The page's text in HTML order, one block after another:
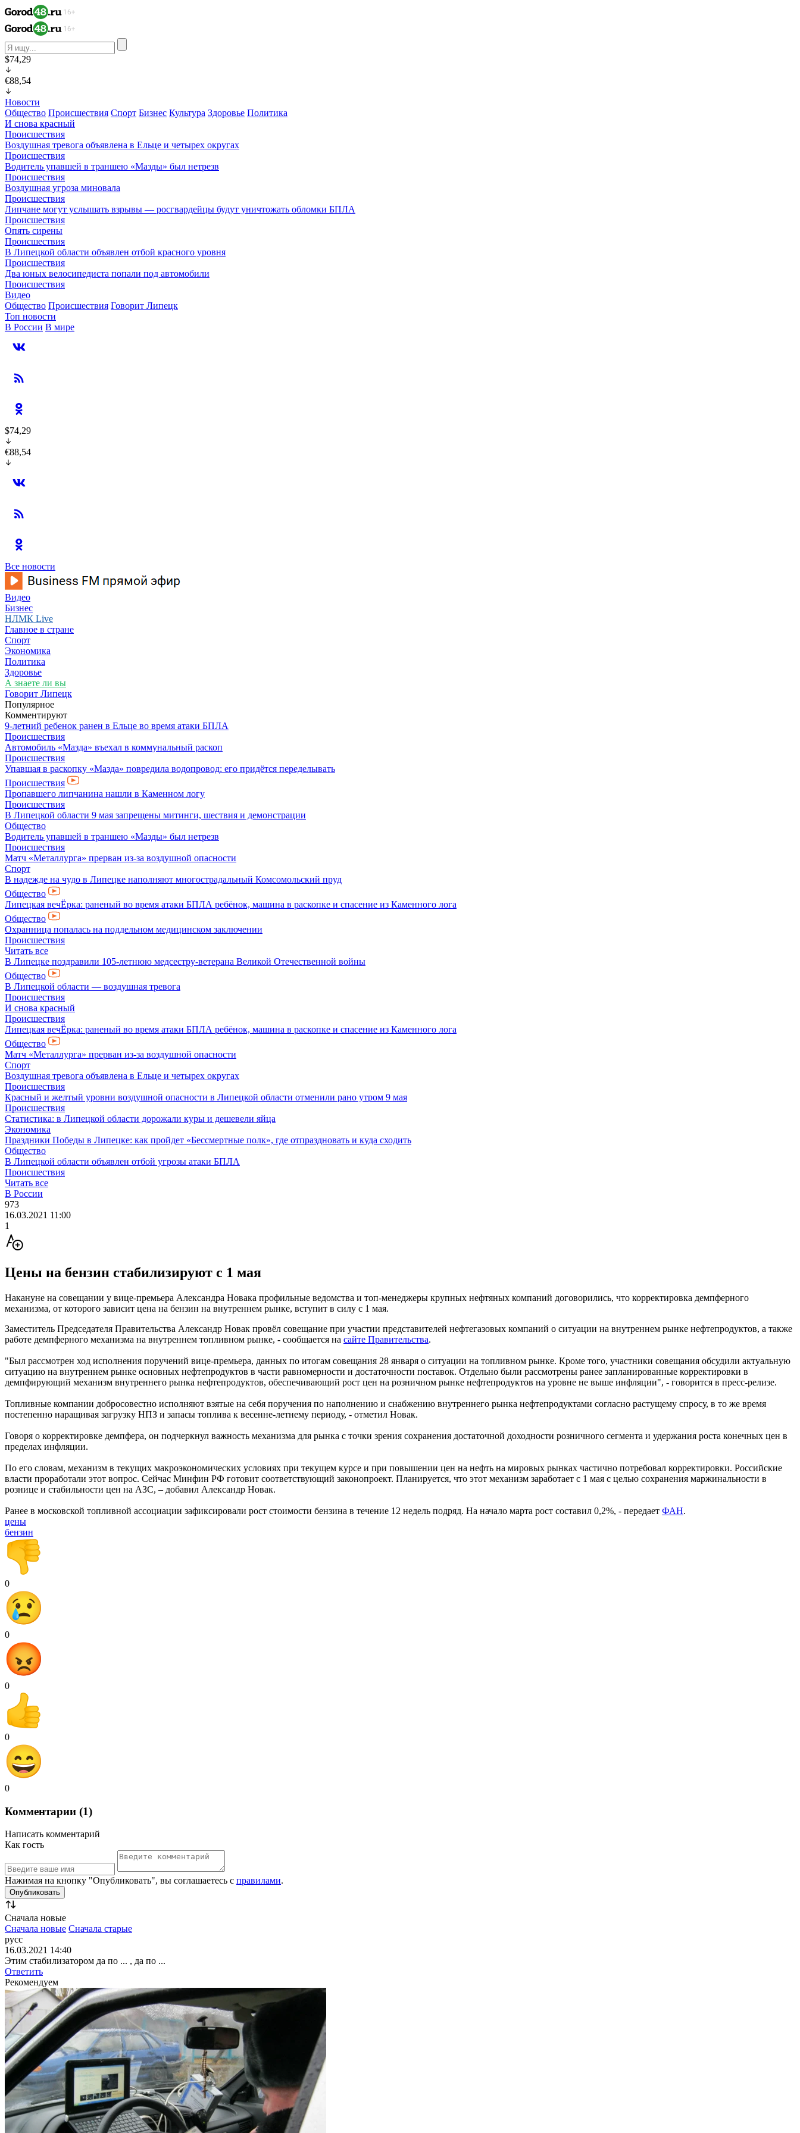
$74,29
€88,54
Новости
Общество Происшествия Спорт Бизнес Культура Здоровье Политика
И снова красный
Происшествия
Воздушная тревога объявлена в Ельце и четырех округах
Происшествия
Водитель упавшей в траншею «Мазды» был нетрезв
Происшествия
Воздушная угроза миновала
Происшествия
Липчане могут услышать взрывы — росгвардейцы будут уничтожать обломки БПЛА
Происшествия
Опять сирены
Происшествия
В Липецкой области объявлен отбой красного уровня
Происшествия
Два юных велосипедиста попали под автомобили
Происшествия
Видео
Общество Происшествия Говорит Липецк
Топ новости
В России В мире
$74,29
€88,54
Все новости
Видео
Бизнес
НЛМК Live
Главное в стране
Спорт
Экономика
Политика
Здоровье
А знаете ли вы
Говорит Липецк
Популярное
Комментируют
9-летний ребенок ранен в Ельце во время атаки БПЛА
Происшествия
Автомобиль «Мазда» въехал в коммунальный раскоп
Происшествия
Упавшая в раскопку «Мазда» повредила водопровод: его придётся переделывать
Происшествия
Пропавшего липчанина нашли в Каменном логу
Происшествия
В Липецкой области 9 мая запрещены митинги, шествия и демонстрации
Общество
Водитель упавшей в траншею «Мазды» был нетрезв
Происшествия
Матч «Металлурга» прерван из-за воздушной опасности
Спорт
В надежде на чудо в Липецке наполняют многострадальный Комсомольский пруд
Общество
Липецкая вечЁрка: раненый во время атаки БПЛА ребёнок, машина в раскопке и спасение из Каменного лога
Общество
Охранница попалась на поддельном медицинском заключении
Происшествия
Читать все
В Липецке поздравили 105-летнюю медсестру-ветерана Великой Отечественной войны
Общество
В Липецкой области — воздушная тревога
Происшествия
И снова красный
Происшествия
Липецкая вечЁрка: раненый во время атаки БПЛА ребёнок, машина в раскопке и спасение из Каменного лога
Общество
Матч «Металлурга» прерван из-за воздушной опасности
Спорт
Воздушная тревога объявлена в Ельце и четырех округах
Происшествия
Красный и желтый уровни воздушной опасности в Липецкой области отменили рано утром 9 мая
Происшествия
Статистика: в Липецкой области дорожали куры и дешевели яйца
Экономика
Праздники Победы в Липецке: как пройдет «Бессмертные полк», где отпраздновать и куда сходить
Общество
В Липецкой области объявлен отбой угрозы атаки БПЛА
Происшествия
Читать все
В России
973
16.03.2021 11:00
1
Цены на бензин стабилизируют с 1 мая
Накануне на совещании у вице-премьера Александра Новака профильные ведомства и топ-менеджеры крупных нефтяных компаний договорились, что корректировка демпферного
механизма, от которого зависит цена на бензин на внутреннем рынке, вступит в силу с 1 мая.
Заместитель Председателя Правительства Александр Новак провёл совещание при участии представителей нефтегазовых компаний о ситуации на внутреннем рынке нефтепродуктов, а также
работе демпферного механизма на внутреннем топливном рынке, - сообщается на сайте Правительства.
"Был рассмотрен ход исполнения поручений вице-премьера, данных по итогам совещания 28 января о ситуации на топливном рынке. Кроме того, участники совещания обсудили актуальную
ситуацию на внутреннем рынке основных нефтепродуктов в части равномерности и достаточности поставок. Отдельно были рассмотрены ранее запланированные корректировки в
демпфирующий механизм внутреннего рынка нефтепродуктов, обеспечивающий рост цен на розничном рынке нефтепродуктов на уровне не выше инфляции", - говорится в пресс-релизе.
Топливные компании добросовестно исполняют взятые на себя поручения по наполнению и снабжению внутреннего рынка нефтепродуктами согласно растущему спросу, в то же время
постепенно наращивая загрузку НПЗ и запасы топлива к весенне-летнему периоду, - отметил Новак.
Говоря о корректировке демпфера, он подчеркнул важность механизма для рынка с точки зрения сохранения достаточной доходности розничного сегмента и удержания роста конечных цен в
пределах инфляции.
По его словам, механизм в текущих макроэкономических условиях при текущем курсе и при повышении цен на нефть на мировых рынках частично потребовал корректировки. Российские
власти проработали этот вопрос. Сейчас Минфин РФ готовит соответствующий законопроект. Планируется, что этот механизм заработает с 1 мая с целью сохранения маржинальности в
рознице и стабильности цен на АЗС, – добавил Александр Новак.
Ранее в московской топливной ассоциации зафиксировали рост стоимости бензина в течение 12 недель подряд. На начало марта рост составил 0,2%, - передает ФАН.
цены
бензин
0
0
0
0
0
Комментарии (1)
Написать комментарий
Как гость
Нажимая на кнопку "Опубликовать", вы соглашаетесь с правилами.
Сначала новые
Сначала новые Сначала старые
русс
16.03.2021 14:40
Этим стабилизатором да по ... , да по ...
Ответить
Рекомендуем